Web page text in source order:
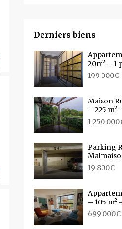
Derniers biens
20m² – 1
199 000€
Maison
– 225 m²
1 250
Parking
19 800€
– 105 m²
699 000€